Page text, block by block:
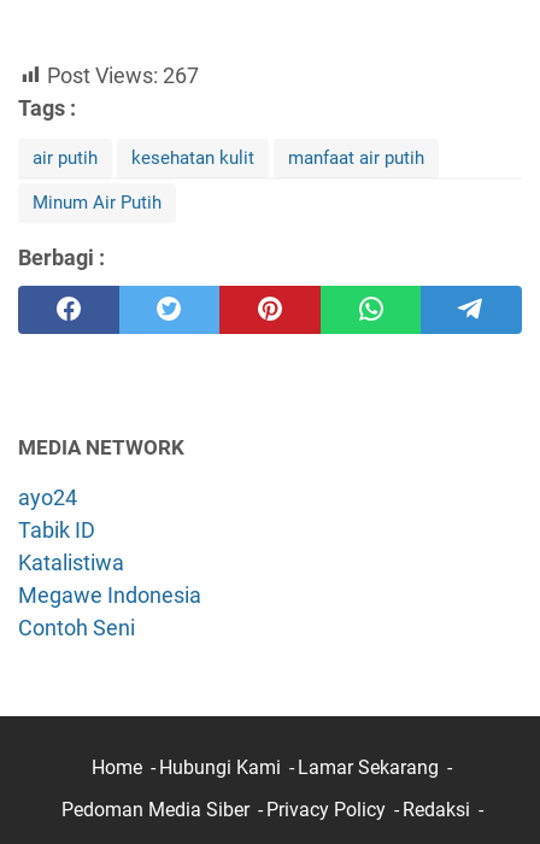
Post Views: 267
Tags :
air putih kesehatan kulit manfaat air putih
Minum Air Putih
Berbagi :
MEDIA NETWORK
ayo24
Tabik ID
Katalistiwa
Megawe Indonesia
Contoh Seni
Home Hubungi Kami
Lamar Sekarang
Pedoman Media Siber
Privacy Policy
Redaksi